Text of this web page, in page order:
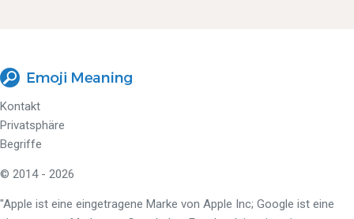
Kontakt
Privatsphäre
Begriffe
© 2014 - 2026
"Apple ist eine eingetragene Marke von Apple Inc; Google ist eine